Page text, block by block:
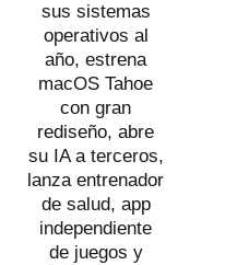
sus sistemas
operativos al
año, estrena
macOS Tahoe
con gran
rediseño, abre
su IA a terceros,
lanza entrenador
de salud, app
independiente
de juegos y